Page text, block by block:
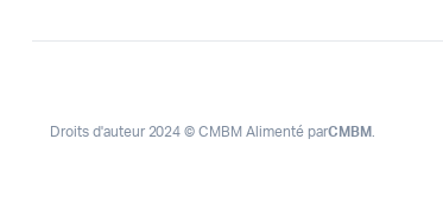
Droits d'auteur 2024 © CMBM Alimenté parCMBM